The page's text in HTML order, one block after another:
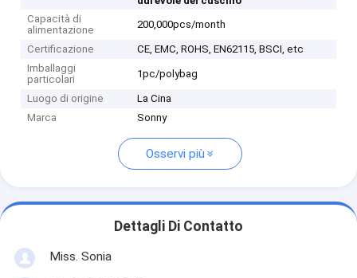
Capacità di
alimentazione
200,000pcs/month
Certificazione
CE, EMC, ROHS, EN62115, BSCI, etc
Imballaggi
particolari
1pc/polybag
Luogo di origine
La Cina
Marca
Sonny
Osservi più
Dettagli Di Contatto
Miss. Sonia